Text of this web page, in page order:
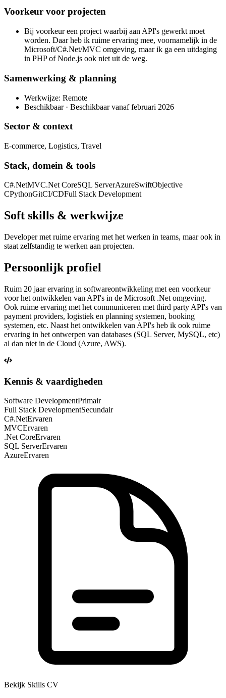
Voorkeur voor projecten
Bij voorkeur een project waarbij aan API's gewerkt moet
worden. Daar heb ik ruime ervaring mee, voornamelijk in de
Microsoft/C#.Net/MVC omgeving, maar ik ga een uitdaging
in PHP of Node.js ook niet uit de weg.
Samenwerking & planning
Werkwijze: Remote
Beschikbaar · Beschikbaar vanaf februari 2026
Sector & context
E-commerce, Logistics, Travel
Stack, domein & tools
C#.NetMVC.Net CoreSQL ServerAzureSwiftObjective
CPythonGitCI/CDFull Stack Development
Soft skills & werkwijze
Developer met ruime ervaring met het werken in teams, maar ook in
staat zelfstandig te werken aan projecten.
Persoonlijk profiel
Ruim 20 jaar ervaring in softwareontwikkeling met een voorkeur
voor het ontwikkelen van API's in de Microsoft .Net omgeving.
Ook ruime ervaring met het communiceren met third party API's van
payment providers, logistiek en planning systemen, booking
systemen, etc. Naast het ontwikkelen van API's heb ik ook ruime
ervaring in het ontwerpen van databases (SQL Server, MySQL, etc)
al dan niet in de Cloud (Azure, AWS).
Kennis & vaardigheden
Software DevelopmentPrimair
Full Stack DevelopmentSecundair
C#.NetErvaren
MVCErvaren
.Net CoreErvaren
SQL ServerErvaren
AzureErvaren
Bekijk Skills CV